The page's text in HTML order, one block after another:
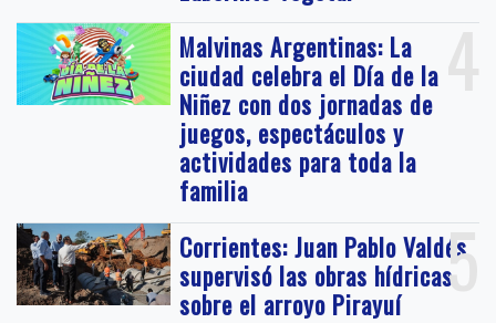
4
Malvinas Argentinas: La
ciudad celebra el Día de la
Niñez con dos jornadas de
juegos, espectáculos y
actividades para toda la
familia
5
Corrientes: Juan Pablo Valdés
supervisó las obras hídricas
sobre el arroyo Pirayuí